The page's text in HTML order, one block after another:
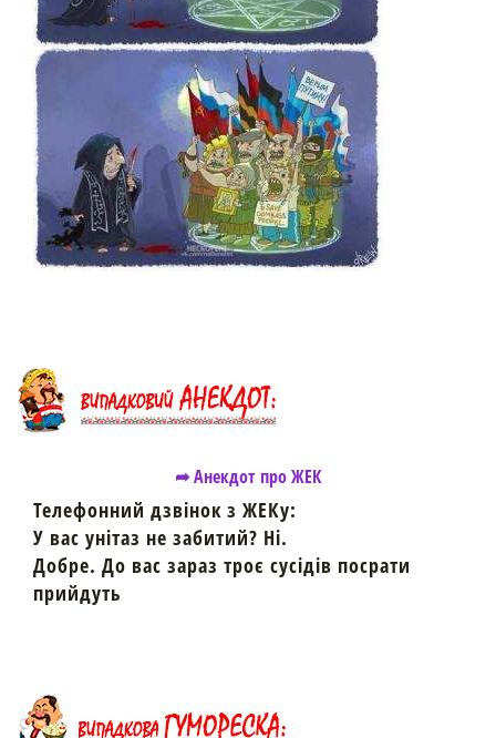
➦ Анекдот про ЖЕК
Телефонний дзвінок з ЖЕКу:
У вас унітаз не забитий? Ні.
Добре. До вас зараз троє сусідів поcрати
прийдуть